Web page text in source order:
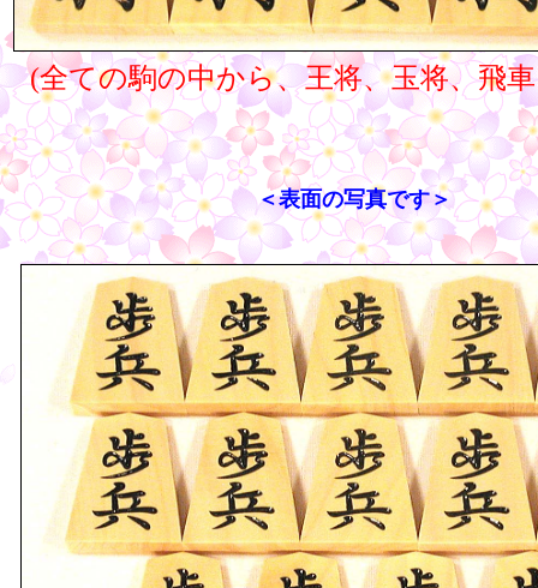
(全ての駒の中から、王将、玉将、飛
＜表面の写真です＞
○